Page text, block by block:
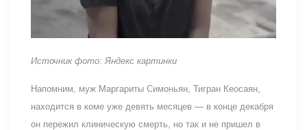
Источник фото: Яндекс картинки
Напомним, муж Маргариты Симоньян, Тигран Кеосаян,
находится в коме уже девять месяцев — в конце декабря
он пережил клиническую смерть, но так и не пришел в